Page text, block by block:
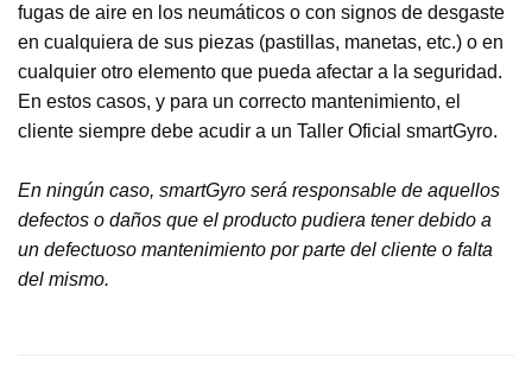
fugas de aire en los neumáticos o con signos de desgaste
en cualquiera de sus piezas (pastillas, manetas, etc.) o en
cualquier otro elemento que pueda afectar a la seguridad.
En estos casos, y para un correcto mantenimiento, el
cliente siempre debe acudir a un Taller Oficial smartGyro.
En ningún caso, smartGyro será responsable de aquellos
defectos o daños que el producto pudiera tener debido a
un defectuoso mantenimiento por parte del cliente o falta
del mismo.